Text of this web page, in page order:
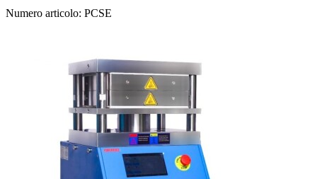
Numero articolo: PCSE